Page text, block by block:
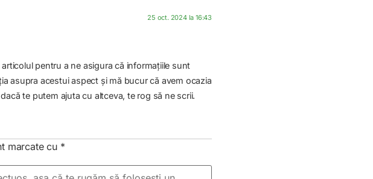
25 oct. 2024 la 16:43
pentru a ne asigura că informațiile sunt
asupra acestui aspect și mă bucur că avem ocazia
te putem ajuta cu altceva, te rog să ne scrii.
marcate cu *